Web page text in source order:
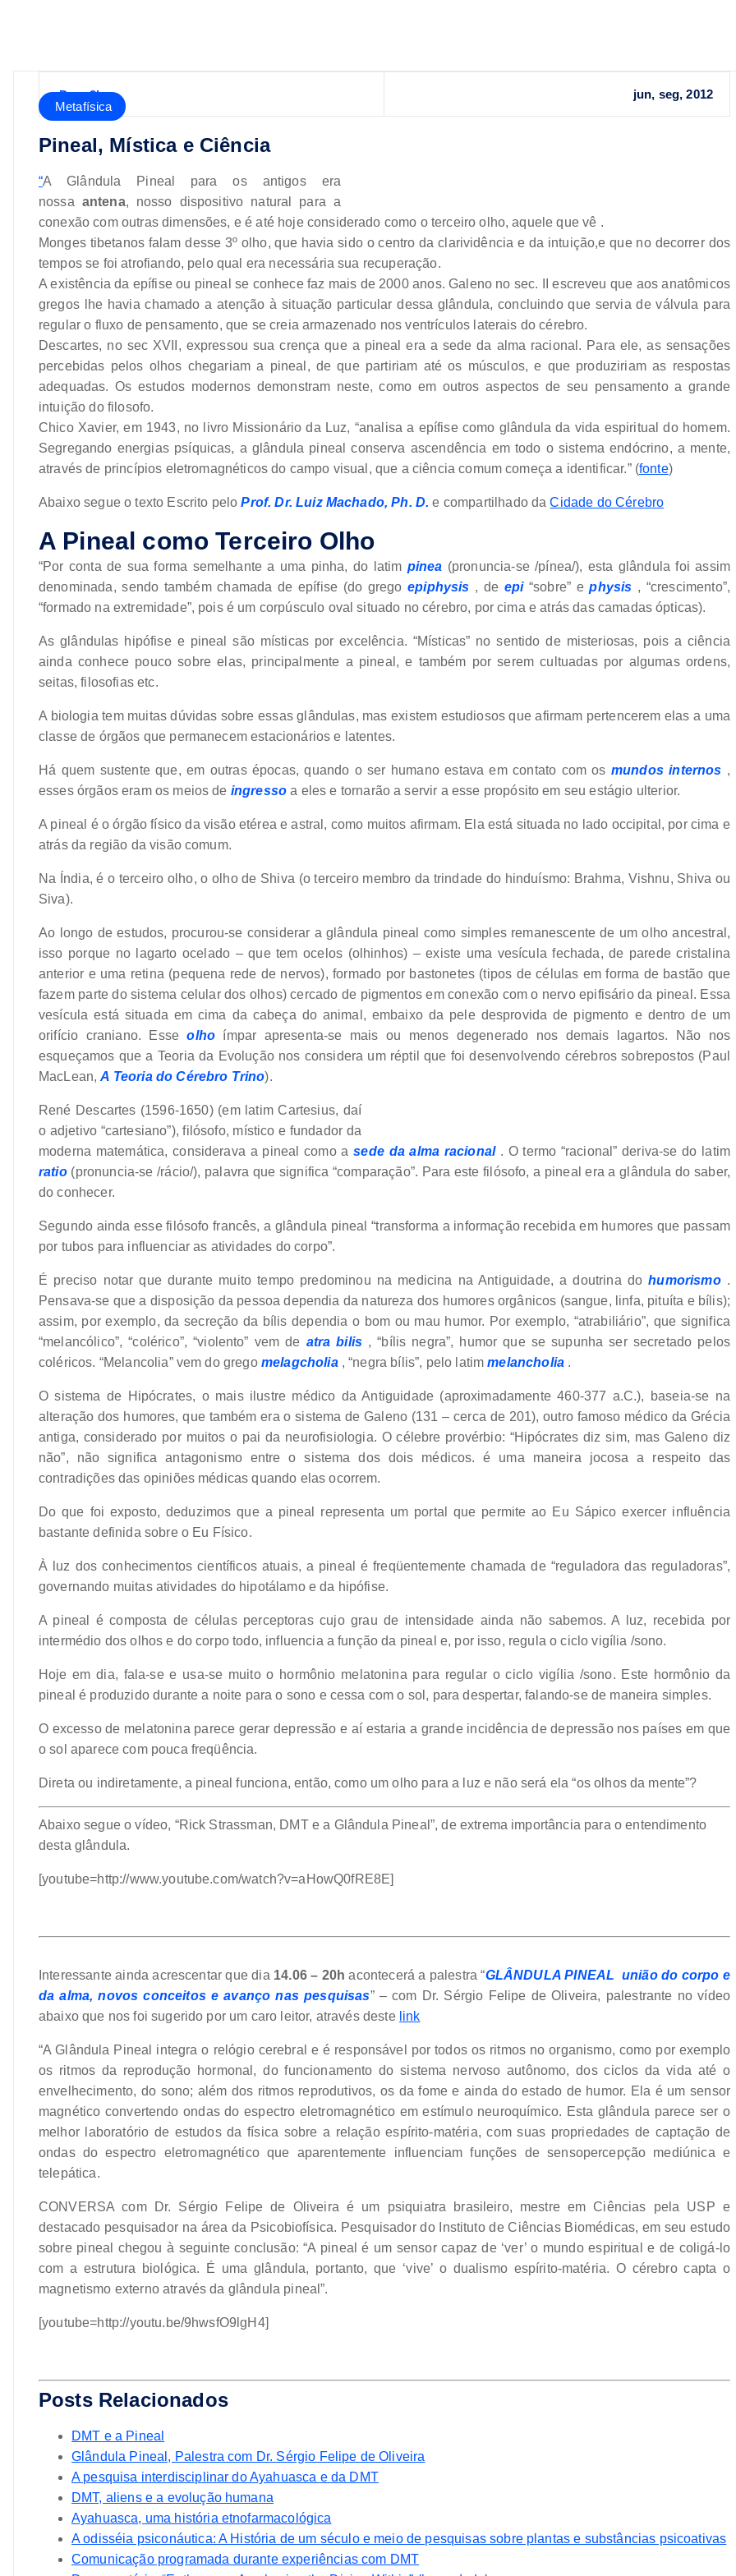
Dany3l
jun, seg, 2012
Metafísica
Pineal, Mística e Ciência
“A Glândula Pineal para os antigos era
nossa antena, nosso dispositivo natural para a
conexão com outras dimensões, e é até hoje considerado como o terceiro olho, aquele que vê .
Monges tibetanos falam desse 3º olho, que havia sido o centro da clarividência e da intuição,e que no decorrer dos
tempos se foi atrofiando, pelo qual era necessária sua recuperação.
A existência da epífise ou pineal se conhece faz mais de 2000 anos. Galeno no sec. II escreveu que aos anatômicos
gregos lhe havia chamado a atenção à situação particular dessa glândula, concluindo que servia de válvula para
regular o fluxo de pensamento, que se creia armazenado nos ventrículos laterais do cérebro.
Descartes, no sec XVII, expressou sua crença que a pineal era a sede da alma racional. Para ele, as sensações
percebidas pelos olhos chegariam a pineal, de que partiriam até os músculos, e que produziriam as respostas
adequadas. Os estudos modernos demonstram neste, como em outros aspectos de seu pensamento a grande
intuição do filosofo.
Chico Xavier, em 1943, no livro Missionário da Luz, “analisa a epífise como glândula da vida espiritual do homem.
Segregando energias psíquicas, a glândula pineal conserva ascendência em todo o sistema endócrino, a mente,
através de princípios eletromagnéticos do campo visual, que a ciência comum começa a identificar.” (fonte)
Abaixo segue o texto Escrito peloProf. Dr. Luiz Machado, Ph. D. e compartilhado daCidade do Cérebro
A Pineal como Terceiro Olho
“Por conta de sua forma semelhante a uma pinha, do latim pinea (pronuncia-se /pínea/), esta glândula foi assim
denominada, sendo também chamada de epífise (do gregoepiphysis , de epi “sobre” ephysis , “crescimento”,
“formado na extremidade”, pois é um corpúsculo oval situado no cérebro, por cima e atrás das camadas ópticas).
As glândulas hipófise e pineal são místicas por excelência. “Místicas” no sentido de misteriosas, pois a ciência
ainda conhece pouco sobre elas, principalmente a pineal, e também por serem cultuadas por algumas ordens,
seitas, filosofias etc.
A biologia tem muitas dúvidas sobre essas glândulas, mas existem estudiosos que afirmam pertencerem elas a uma
classe de órgãos que permanecem estacionários e latentes.
Há quem sustente que, em outras épocas, quando o ser humano estava em contato com os mundos internos ,
esses órgãos eram os meios de ingressoa eles e tornarão a servir a esse propósito em seu estágio ulterior.
A pineal é o órgão físico da visão etérea e astral, como muitos afirmam. Ela está situada no lado occipital, por cima e
atrás da região da visão comum.
Na Índia, é o terceiro olho, o olho de Shiva (o terceiro membro da trindade do hinduísmo: Brahma, Vishnu, Shiva ou
Siva).
Ao longo de estudos, procurou-se considerar a glândula pineal como simples remanescente de um olho ancestral,
isso porque no lagarto ocelado – que tem ocelos (olhinhos) – existe uma vesícula fechada, de parede cristalina
anterior e uma retina (pequena rede de nervos), formado por bastonetes (tipos de células em forma de bastão que
fazem parte do sistema celular dos olhos) cercado de pigmentos em conexão com o nervo epifisário da pineal. Essa
vesícula está situada em cima da cabeça do animal, embaixo da pele desprovida de pigmento e dentro de um
orifício craniano. Esseolho ímpar apresenta-se mais ou menos degenerado nos demais lagartos. Não nos
esqueçamos que a Teoria da Evolução nos considera um réptil que foi desenvolvendo cérebros sobrepostos (Paul
MacLean,A Teoria do Cérebro Trino).
René Descartes (1596-1650) (em latim Cartesius, daí
o adjetivo “cartesiano”), filósofo, místico e fundador da
moderna matemática, considerava a pineal como asede da alma racional . O termo “racional” deriva-se do latim
ratio (pronuncia-se /rácio/), palavra que significa “comparação”. Para este filósofo, a pineal era a glândula do saber,
do conhecer.
Segundo ainda esse filósofo francês, a glândula pineal “transforma a informação recebida em humores que passam
por tubos para influenciar as atividades do corpo”.
É preciso notar que durante muito tempo predominou na medicina na Antiguidade, a doutrina dohumorismo .
Pensava-se que a disposição da pessoa dependia da natureza dos humores orgânicos (sangue, linfa, pituíta e bílis);
assim, por exemplo, da secreção da bílis dependia o bom ou mau humor. Por exemplo, “atrabiliário”, que significa
“melancólico”, “colérico”, “violento” vem de atra bilis , “bílis negra”, humor que se supunha ser secretado pelos
coléricos. “Melancolia” vem do grego melagcholia , “negra bílis”, pelo latimmelancholia .
O sistema de Hipócrates, o mais ilustre médico da Antiguidade (aproximadamente 460-377 a.C.), baseia-se na
alteração dos humores, que também era o sistema de Galeno (131 – cerca de 201), outro famoso médico da Grécia
antiga, considerado por muitos o pai da neurofisiologia. O célebre provérbio: “Hipócrates diz sim, mas Galeno diz
não”, não significa antagonismo entre o sistema dos dois médicos. é uma maneira jocosa a respeito das
contradições das opiniões médicas quando elas ocorrem.
Do que foi exposto, deduzimos que a pineal representa um portal que permite ao Eu Sápico exercer influência
bastante definida sobre o Eu Físico.
À luz dos conhecimentos científicos atuais, a pineal é freqüentemente chamada de “reguladora das reguladoras”,
governando muitas atividades do hipotálamo e da hipófise.
A pineal é composta de células perceptoras cujo grau de intensidade ainda não sabemos. A luz, recebida por
intermédio dos olhos e do corpo todo, influencia a função da pineal e, por isso, regula o ciclo vigília /sono.
Hoje em dia, fala-se e usa-se muito o hormônio melatonina para regular o ciclo vigília /sono. Este hormônio da
pineal é produzido durante a noite para o sono e cessa com o sol, para despertar, falando-se de maneira simples.
O excesso de melatonina parece gerar depressão e aí estaria a grande incidência de depressão nos países em que
o sol aparece com pouca freqüência.
Direta ou indiretamente, a pineal funciona, então, como um olho para a luz e não será ela “os olhos da mente”?
Abaixo segue o vídeo, “Rick Strassman, DMT e a Glândula Pineal”, de extrema importância para o entendimento
desta glândula.
[youtube=http://www.youtube.com/watch?v=aHowQ0fRE8E]
Interessante ainda acrescentar que dia 14.06 – 20h acontecerá a palestra “GLÂNDULA PINEAL  união do corpo e
da alma, novos conceitos e avanço nas pesquisas” – com Dr. Sérgio Felipe de Oliveira, palestrante no vídeo
abaixo que nos foi sugerido por um caro leitor, através deste link
“A Glândula Pineal integra o relógio cerebral e é responsável por todos os ritmos no organismo, como por exemplo
os ritmos da reprodução hormonal, do funcionamento do sistema nervoso autônomo, dos ciclos da vida até o
envelhecimento, do sono; além dos ritmos reprodutivos, os da fome e ainda do estado de humor. Ela é um sensor
magnético convertendo ondas do espectro eletromagnético em estímulo neuroquímico. Esta glândula parece ser o
melhor laboratório de estudos da física sobre a relação espírito-matéria, com suas propriedades de captação de
ondas do espectro eletromagnético que aparentemente influenciam funções de sensopercepção mediúnica e
telepática.
CONVERSA com Dr. Sérgio Felipe de Oliveira é um psiquiatra brasileiro, mestre em Ciências pela USP e
destacado pesquisador na área da Psicobiofísica. Pesquisador do Instituto de Ciências Biomédicas, em seu estudo
sobre pineal chegou à seguinte conclusão: “A pineal é um sensor capaz de ‘ver’ o mundo espiritual e de coligá-lo
com a estrutura biológica. É uma glândula, portanto, que ‘vive’ o dualismo espírito-matéria. O cérebro capta o
magnetismo externo através da glândula pineal”.
[youtube=http://youtu.be/9hwsfO9lgH4]
Posts Relacionados
DMT e a Pineal
Glândula Pineal, Palestra com Dr. Sérgio Felipe de Oliveira
A pesquisa interdisciplinar do Ayahuasca e da DMT
DMT, aliens e a evolução humana
Ayahuasca, uma história etnofarmacológica
A odisséia psiconáutica: A História de um século e meio de pesquisas sobre plantas e substâncias psicoativas
Comunicação programada durante experiências com DMT